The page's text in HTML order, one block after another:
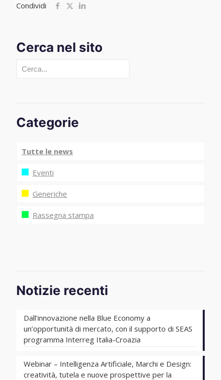
Condividi
Cerca nel sito
Cerca
Categorie
Tutte le news
Eventi
Generiche
Rassegna stampa
Notizie recenti
Dall’innovazione nella Blue Economy a
un’opportunità di mercato, con il supporto di SEAS
programma Interreg Italia-Croazia
Webinar – Intelligenza Artificiale, Marchi e Design:
creatività, tutela e nuove prospettive per la